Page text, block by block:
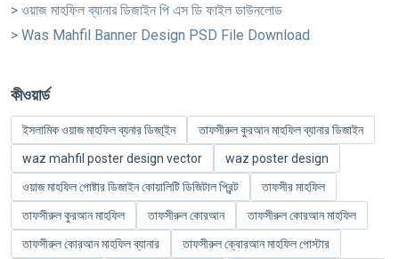
> ওয়াজ মাহফিল ব্যানার ডিজাইন পি এস ডি ফাইল ডাউনলোড
> Was Mahfil Banner Design PSD File Download
কীওয়ার্ড
ইসলামিক ওয়াজ মাহফিল ব্যনার ডিজা্ইন
তাফসীরুল কুরআন মাহফিল ব্যানার ডিজাইন
waz mahfil poster design vector
waz poster design
ওয়াজ মাহফিল পোষ্টার ডিজাইন কোয়ালিটি ডিজিটাল প্রিন্ট
তাফসীর মাহফিল
তাফসীরুল কুরআন মাহফিল
তাফসীরুল কোরআন
তাফসীরুল কোরআন মাহফিল
তাফসীরুল কোরআন মাহফিল ব্যানার
তাফসীরুল ক্বোরআন মাহফিল পোস্টার